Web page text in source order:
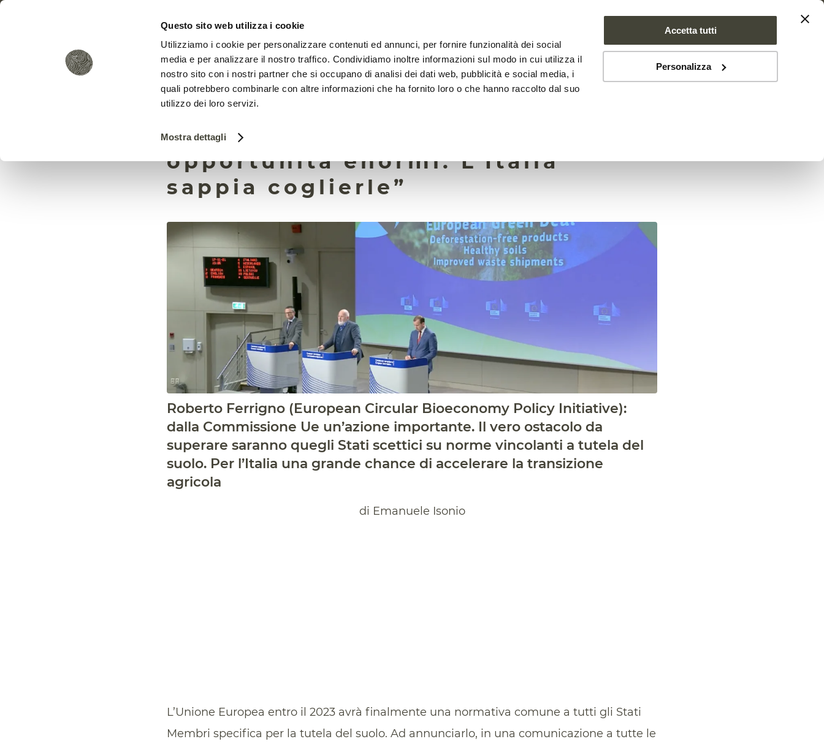
Questo sito web utilizza i cookie
Utilizziamo i cookie per personalizzare contenuti ed annunci, per fornire funzionalità dei social
media e per analizzare il nostro traffico. Condividiamo inoltre informazioni sul modo in cui utilizza il
nostro sito con i nostri partner che si occupano di analisi dei dati web, pubblicità e social media, i
quali potrebbero combinarle con altre informazioni che ha fornito loro o che hanno raccolto dal suo
utilizzo dei loro servizi.
Mostra dettagli
Accetta tutti
Personalizza
LA FONDAZIONE ATTIVITÀ RISORSE LIGHTHOUSE FARMS NEWS CONTATTI
“Dalla Strategia Ue per il suolo
opportunità enormi. L’Italia
sappia coglierle”
Roberto Ferrigno (European Circular Bioeconomy Policy Initiative):
dalla Commissione Ue un’azione importante. Il vero ostacolo da
superare saranno quegli Stati scettici su norme vincolanti a tutela del
suolo. Per l’Italia una grande chance di accelerare la transizione
agricola
di Emanuele Isonio
L’Unione Europea entro il 2023 avrà finalmente una normativa comune a tutti gli Stati
Membri specifica per la tutela del suolo. Ad annunciarlo, in una comunicazione a tutte le